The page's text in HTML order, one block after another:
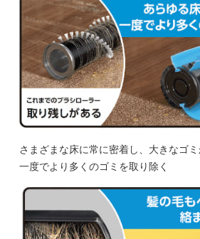
さまざまな床に常に密着し、大きなゴ
一度でより多くのゴミを取り除く